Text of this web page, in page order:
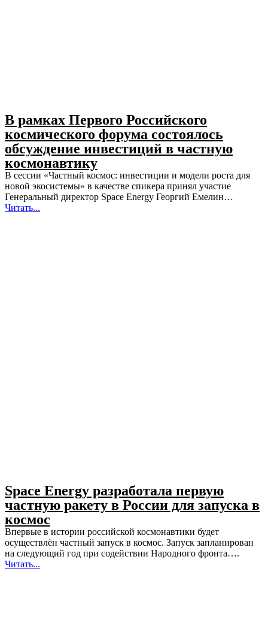
В рамках Первого Российского
космического форума состоялось
обсуждение инвестиций в частную
космонавтику
В сессии «Частный космос: инвестиции и модели роста для
новой экосистемы» в качестве спикера принял участие
Генеральный директор Space Energy Георгий Емелин…
Читать...
Space Energy разработала первую
частную ракету в России для запуска в
космос
Впервые в истории российской космонавтики будет
осуществлён частный запуск в космос. Запуск запланирован
на следующий год при содействии Народного фронта….
Читать...